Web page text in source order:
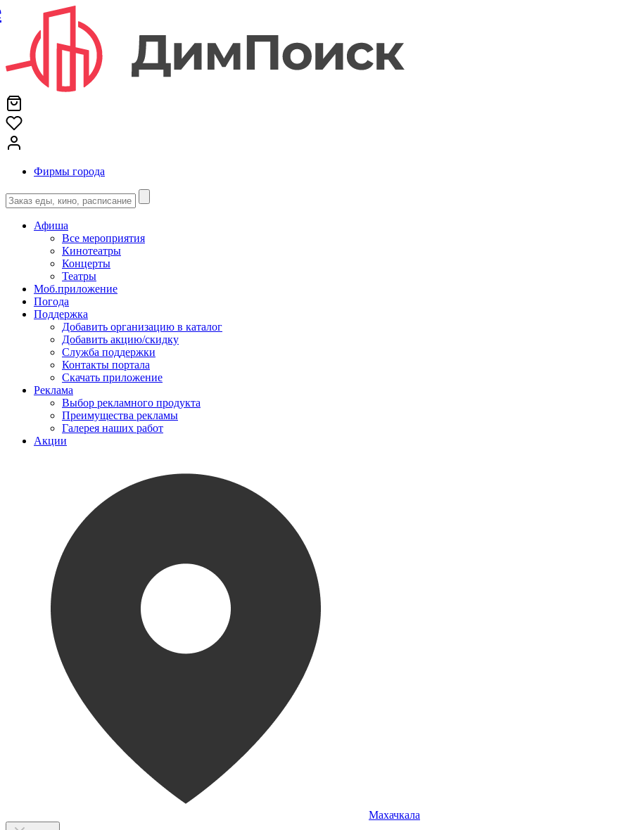
Фирмы города
Афиша
Все мероприятия
Кинотеатры
Концерты
Театры
Моб.приложение
Погода
Поддержка
Добавить организацию в каталог
Добавить акцию/скидку
Служба поддержки
Контакты портала
Скачать приложение
Реклама
Выбор рекламного продукта
Преимущества рекламы
Галерея наших работ
Акции
Махачкала